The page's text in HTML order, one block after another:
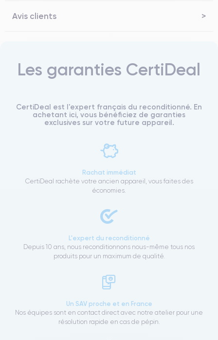
Avis clients
Les garanties CertiDeal
CertiDeal est l'expert français du reconditionné. En
achetant ici, vous bénéficiez de garanties
exclusives sur votre future appareil.
Rachat immédiat
CertiDeal rachète votre ancien appareil, vous faites des
économies.
L'expert du reconditionné
Depuis 10 ans, nous reconditionnons nous-même tous nos
produits pour un maximum de qualité.
Un SAV proche et en France
Nos équipes sont en contact direct avec notre atelier pour une
résolution rapide en cas de pépin.